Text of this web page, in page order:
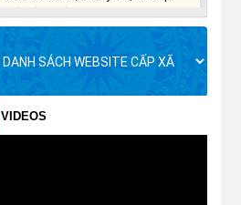
THÔNG BÁO: Cảnh báo thủ đoạn
lừa đảo thông qua công tác đo
đạc, lập bản đồ địa chính, lập hồ
sơ địa chính và hoàn thành cơ sở
VIDEOS